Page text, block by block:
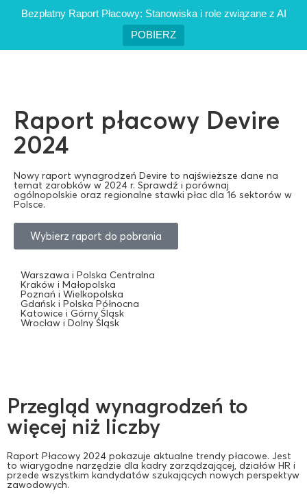
Bezpłatny Raport Płacowy: Stanowiska i role związane z AI
POBIERZ
Raport płacowy Devire
2024
Nowy raport wynagrodzeń Devire to najświeższe dane na
temat zarobków w 2024 r. Sprawdź i porównaj
ogólnopolskie oraz regionalne stawki płac dla 16 sektorów w
Polsce.
Wybierz raport do pobrania
Warszawa i Polska Centralna
Kraków i Małopolska
Poznań i Wielkopolska
Gdańsk i Polska Północna
Katowice i Górny Śląsk
Wrocław i Dolny Śląsk
Przegląd wynagrodzeń to
więcej niż liczby
Raport Płacowy 2024 pokazuje aktualne trendy płacowe. Jest
to wiarygodne narzędzie dla kadry zarządzającej, działów HR i
przede wszystkim kandydatów szukających nowych perspektyw
zawodowych.